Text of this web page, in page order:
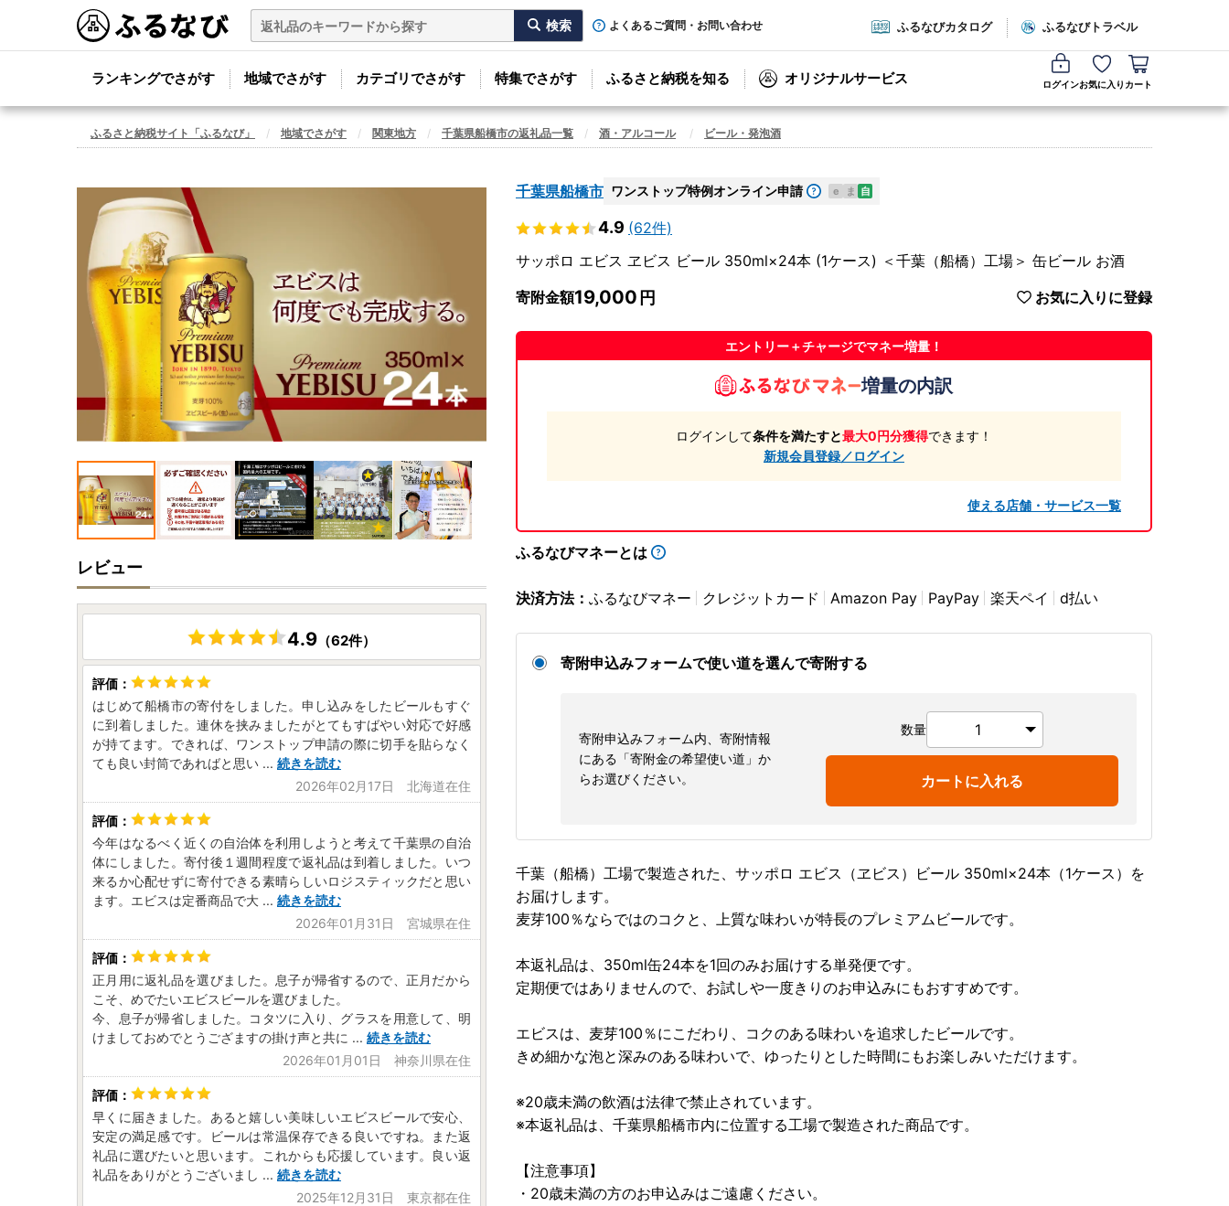
よくあるご質問・お問い合わせ ふるなびカタログ ふるなびトラベル
ランキングでさがす 地域でさがす カテゴリでさがす 特集でさがす ふるさと納税を知る オリジナルサービス ログインお気に入り カート
ふるさと納税サイト「ふるなび」 地域でさがす 関東地方 千葉県船橋市の返礼品一覧 酒・アルコール ビール・発泡酒
千葉県船橋市 ワンストップ特例オンライン申請 e ま 自
4.9 (62件)
サッポロ エビス ヱビス ビール 350ml×24本 (1ケース) ＜千葉（船橋）工場＞ 缶ビール お酒
寄附金額19,000 お気に入りに登録
エントリー＋チャージでマネー増量！
増量の内訳
ログインして条件を満たすと最大0円分獲得できます！
新規会員登録／ログイン
使える店舗・サービス一覧
ふるなびマネーとは
決済方法： ふるなびマネー クレジットカード Amazon Pay PayPay 楽天ペイ d払い
寄附申込みフォームで使い道を選んで寄附する
寄附申込みフォーム内、寄附情報
にある「寄附金の希望使い道」か
らお選びください。
数量
カートに入れる
千葉（船橋）工場で製造された、サッポロ エビス（ヱビス）ビール 350ml×24本（1ケース）を
お届けします。
麦芽100％ならではのコクと、上質な味わいが特長のプレミアムビールです。
本返礼品は、350ml缶24本を1回のみお届けする単発便です。
定期便ではありませんので、お試しや一度きりのお申込みにもおすすめです。
エビスは、麦芽100％にこだわり、コクのある味わいを追求したビールです。
きめ細かな泡と深みのある味わいで、ゆったりとした時間にもお楽しみいただけます。
※20歳未満の飲酒は法律で禁止されています。
※本返礼品は、千葉県船橋市内に位置する工場で製造された商品です。
【注意事項】
・20歳未満の方のお申込みはご遠慮ください。
レビュー
4.9 （62件）
はじめて船橋市の寄付をしました。申し込みをしたビールもすぐ
に到着しました。連休を挟みましたがとてもすばやい対応で好感
が持てます。できれば、ワンストップ申請の際に切手を貼らなく
ても良い封筒であればと思い ... 続きを読む
2026年02月17日 北海道在住
今年はなるべく近くの自治体を利用しようと考えて千葉県の自治
体にしました。寄付後１週間程度で返礼品は到着しました。いつ
来るか心配せずに寄付できる素晴らしいロジスティックだと思い
ます。エビスは定番商品で大 ... 続きを読む
2026年01月31日 宮城県在住
正月用に返礼品を選びました。息子が帰省するので、正月だから
こそ、めでたいエビスビールを選びました。
今、息子が帰省しました。コタツに入り、グラスを用意して、明
けましておめでとうござますの掛け声と共に ... 続きを読む
2026年01月01日 神奈川県在住
早くに届きました。あると嬉しい美味しいエビスビールで安心、
安定の満足感です。ビールは常温保存できる良いですね。また返
礼品に選びたいと思います。これからも応援しています。良い返
礼品をありがとうございまし ... 続きを読む
2025年12月31日 東京都在住